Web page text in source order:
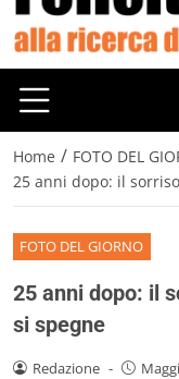
Home / FOTO DEL
25 anni dopo: il
FOTO DEL GIORNO
25 anni dopo: il
si spegne
Redazione -